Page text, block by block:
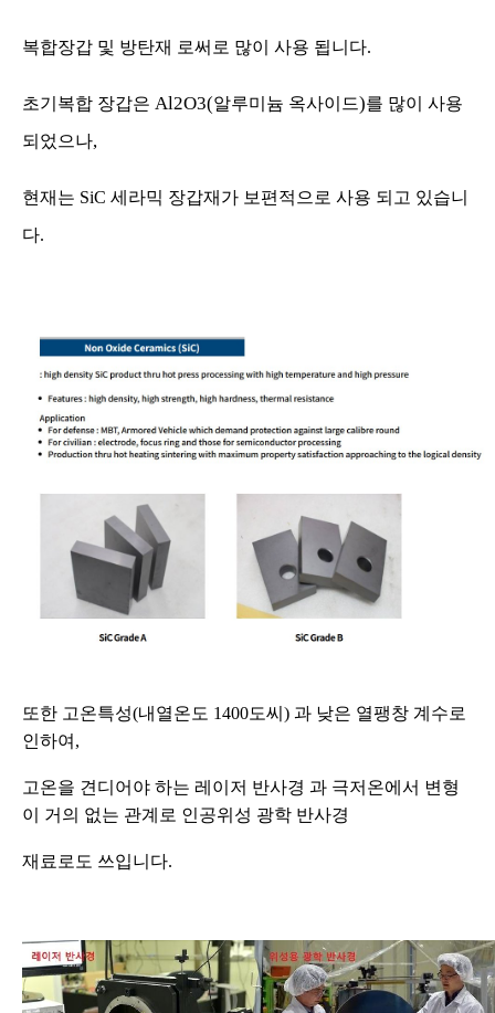
복합장갑 및 방탄재 로써로 많이 사용 됩니다.
초기복합 장갑은 Al2O3(알루미늄 옥사이드)를 많이 사용
되었으나,
현재는 SiC 세라믹 장갑재가 보편적으로 사용 되고 있습니
다.
또한 고온특성(내열온도 1400도씨) 과 낮은 열팽창 계수로
인하여,
고온을 견디어야 하는 레이저 반사경 과 극저온에서 변형
이 거의 없는 관계로 인공위성 광학 반사경
재료로도 쓰입니다.